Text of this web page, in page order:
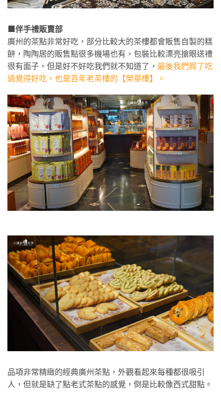
🟧伴手禮販賣部
廣州的茶點非常好吃，部分比較大的茶樓都會販售自製的糕
餅，陶陶居的販售點很多機場也有，包裝比較漂亮搶眼送禮
很有面子，但是好不好吃我們就不知道了， 最後我們買了吃
過覺得好吃，也是百年老茶樓的【榮華樓】。
品項非常精緻的經典廣州茶點，外觀看起來每種都很吸引
人，但就是缺了點老式茶點的感覺，倒是比較像西式甜點。